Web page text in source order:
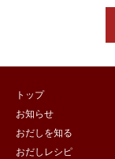
トップ
お知らせ
おだしを知る
おだしレシピ